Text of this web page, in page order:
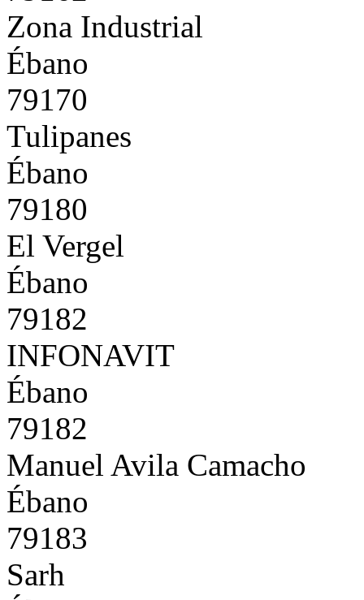
Zona Industrial
Ébano
79170
Tulipanes
Ébano
79180
El Vergel
Ébano
79182
INFONAVIT
Ébano
79182
Manuel Avila Camacho
Ébano
79183
Sarh